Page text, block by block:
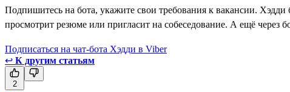
Подпишитесь на бота, укажите свои требования к вакансии.
просмотрит резюме или пригласит на собеседование. А ещё через
Подписаться на чат-бота Хэдди в Viber
↩ К другим статьям
2